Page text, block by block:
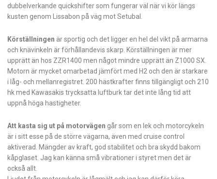
dubbelverkande quickshifter som fungerar väl när vi kör längs
kusten genom Lissabon på väg mot Setubal.
Körställningen är sportig och det ligger en hel del vikt på armarna
och knävinkeln är förhållandevis skarp. Körställningen är mer
upprätt än hos ZZR1400 men något mindre upprätt än Z1000 SX.
Motorn är mycket omarbetad jämfört med H2 och den är starkare
i låg- och mellanregistret. 200 hästkrafter finns tillgängligt och 210
hk med Kawasakis trycksatta luftburk tar det inte lång tid att
uppnå höga hastigheter.
Att kasta sig ut på motorvägen går som en lek och motorcykeln
är i sitt esse på de större vägarna, även med cruise control
aktiverad. Mängder av kraft, god stabilitet och bra skydd bakom
kåpglaset. Jag kan känna små vibrationer i styret men det är
också allt.